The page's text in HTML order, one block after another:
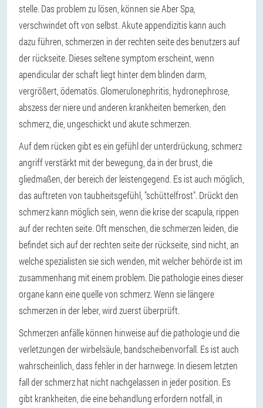
stelle. Das problem zu lösen, können sie Aber Spa,
verschwindet oft von selbst. Akute appendizitis kann auch
dazu führen, schmerzen in der rechten seite des benutzers auf
der rückseite. Dieses seltene symptom erscheint, wenn
apendicular der schaft liegt hinter dem blinden darm,
vergrößert, ödematös. Glomerulonephritis, hydronephrose,
abszess der niere und anderen krankheiten bemerken, den
schmerz, die, ungeschickt und akute schmerzen.
Auf dem rücken gibt es ein gefühl der unterdrückung, schmerz
angriff verstärkt mit der bewegung, da in der brust, die
gliedmaßen, der bereich der leistengegend. Es ist auch möglich,
das auftreten von taubheitsgefühl, "schüttelfrost". Drückt den
schmerz kann möglich sein, wenn die krise der scapula, rippen
auf der rechten seite. Oft menschen, die schmerzen leiden, die
befindet sich auf der rechten seite der rückseite, sind nicht, an
welche spezialisten sie sich wenden, mit welcher behörde ist im
zusammenhang mit einem problem. Die pathologie eines dieser
organe kann eine quelle von schmerz. Wenn sie längere
schmerzen in der leber, wird zuerst überprüft.
Schmerzen anfälle können hinweise auf die pathologie und die
verletzungen der wirbelsäule, bandscheibenvorfall. Es ist auch
wahrscheinlich, dass fehler in der harnwege. In diesem letzten
fall der schmerz hat nicht nachgelassen in jeder position. Es
gibt krankheiten, die eine behandlung erfordern notfall, in